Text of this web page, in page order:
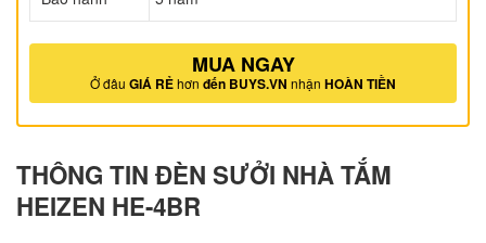
MUA NGAY
Ở đâu GIÁ RẺhơn đến BUYS.VN nhận HOÀN TIỀN
THÔNG TIN ĐÈN SƯỞI NHÀ TẮM
HEIZEN HE-4BR